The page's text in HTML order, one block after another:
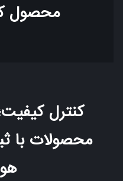
محصول
کنترل
محصولات با